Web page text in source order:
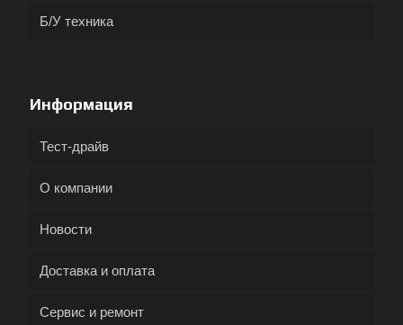
Б/У техника
Информация
Тест-драйв
О компании
Новости
Доставка и оплата
Сервис и ремонт